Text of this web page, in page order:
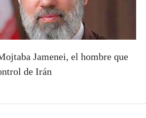
Jamenei, el hombre que
de Irán